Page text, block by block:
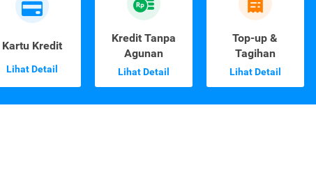
Kartu Kredit
Lihat Detail
Kredit Tanpa
Agunan
Lihat Detail
Top-up &
Tagihan
Lihat Detail